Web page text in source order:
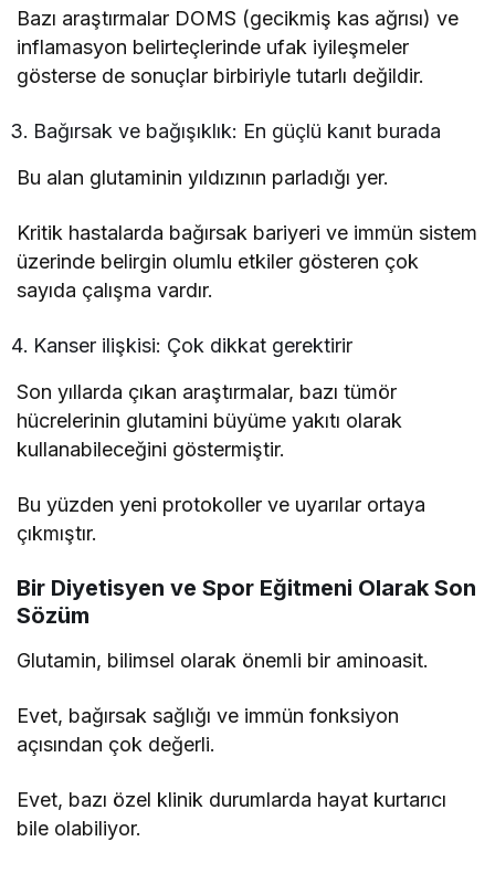
Bazı araştırmalar DOMS (gecikmiş kas ağrısı) ve
inflamasyon belirteçlerinde ufak iyileşmeler
gösterse de sonuçlar birbiriyle tutarlı değildir.
Bağırsak ve bağışıklık: En güçlü kanıt burada
Bu alan glutaminin yıldızının parladığı yer.
Kritik hastalarda bağırsak bariyeri ve immün sistem
üzerinde belirgin olumlu etkiler gösteren çok
sayıda çalışma vardır.
Kanser ilişkisi: Çok dikkat gerektirir
Son yıllarda çıkan araştırmalar, bazı tümör
hücrelerinin glutamini büyüme yakıtı olarak
kullanabileceğini göstermiştir.
Bu yüzden yeni protokoller ve uyarılar ortaya
çıkmıştır.
Bir Diyetisyen ve Spor Eğitmeni Olarak Son
Sözüm
Glutamin, bilimsel olarak önemli bir aminoasit.
Evet, bağırsak sağlığı ve immün fonksiyon
açısından çok değerli.
Evet, bazı özel klinik durumlarda hayat kurtarıcı
bile olabiliyor.